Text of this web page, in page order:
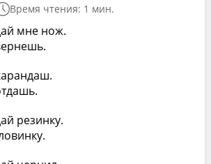
Время чтения: 1 мин.
мне нож.
резинку.